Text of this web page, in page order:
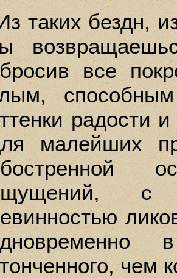
таких бездн,
все
радости
малейших
с
чем